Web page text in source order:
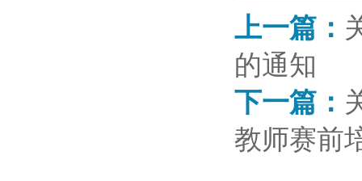
上一篇：
的通知
下一篇：
教师赛前